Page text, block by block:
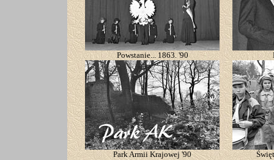
Powstanie... 1863. '90
Park Armii Krajowej '90